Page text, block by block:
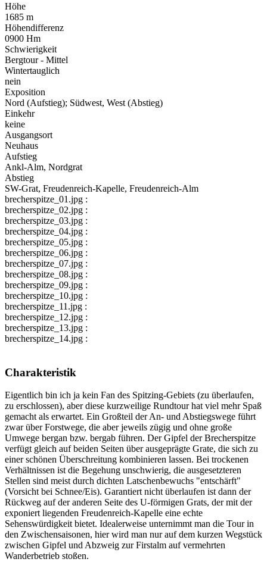
Höhe
1685 m
Höhendifferenz
0900 Hm
Schwierigkeit
Bergtour - Mittel
Wintertauglich
nein
Exposition
Nord (Aufstieg); Südwest, West (Abstieg)
Einkehr
keine
Ausgangsort
Neuhaus
Aufstieg
Ankl-Alm, Nordgrat
Abstieg
SW-Grat, Freudenreich-Kapelle, Freudenreich-Alm
brecherspitze_01.jpg :
brecherspitze_02.jpg :
brecherspitze_03.jpg :
brecherspitze_04.jpg :
brecherspitze_05.jpg :
brecherspitze_06.jpg :
brecherspitze_07.jpg :
brecherspitze_08.jpg :
brecherspitze_09.jpg :
brecherspitze_10.jpg :
brecherspitze_11.jpg :
brecherspitze_12.jpg :
brecherspitze_13.jpg :
brecherspitze_14.jpg :
Charakteristik
Eigentlich bin ich ja kein Fan des Spitzing-Gebiets (zu überlaufen,
zu erschlossen), aber diese kurzweilige Rundtour hat viel mehr Spaß
gemacht als erwartet. Ein Großteil der An- und Abstiegswege führt
zwar über Forstwege, die aber jeweils zügig und ohne große
Umwege bergan bzw. bergab führen. Der Gipfel der Brecherspitze
verfügt gleich auf beiden Seiten über ausgeprägte Grate, die sich zu
einer schönen Überschreitung kombinieren lassen. Bei trockenen
Verhältnissen ist die Begehung unschwierig, die ausgesetzteren
Stellen sind meist durch dichten Latschenbewuchs "entschärft"
(Vorsicht bei Schnee/Eis). Garantiert nicht überlaufen ist dann der
Rückweg auf der anderen Seite des U-förmigen Grats, der mit der
exponiert liegenden Freudenreich-Kapelle eine echte
Sehenswürdigkeit bietet. Idealerweise unternimmt man die Tour in
den Zwischensaisonen, hier wird man nur auf dem kurzen Wegstück
zwischen Gipfel und Abzweig zur Firstalm auf vermehrten
Wanderbetrieb stoßen.